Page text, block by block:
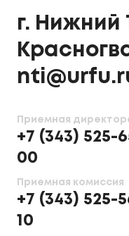
г. Нижний
Приемная
+7 (343) 525-
00
Приемная комиссия
+7 (343) 525-
10